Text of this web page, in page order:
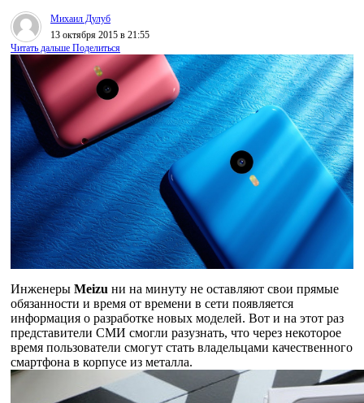
Михаил Дулуб
13 октября 2015 в 21:55
Читать дальше Поделиться
Инженеры Meizu ни на минуту не оставляют свои прямые
обязанности и время от времени в сети появляется
информация о разработке новых моделей. Вот и на этот раз
представители СМИ смогли разузнать, что через некоторое
время пользователи смогут стать владельцами качественного
смартфона в корпусе из металла.